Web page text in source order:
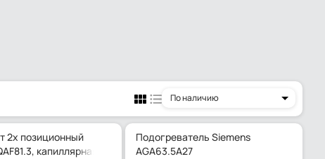
По наличию
2х позиционный
капиллярная трубка 3000 мм
Подогреватель Siemens
AGA63.5A27